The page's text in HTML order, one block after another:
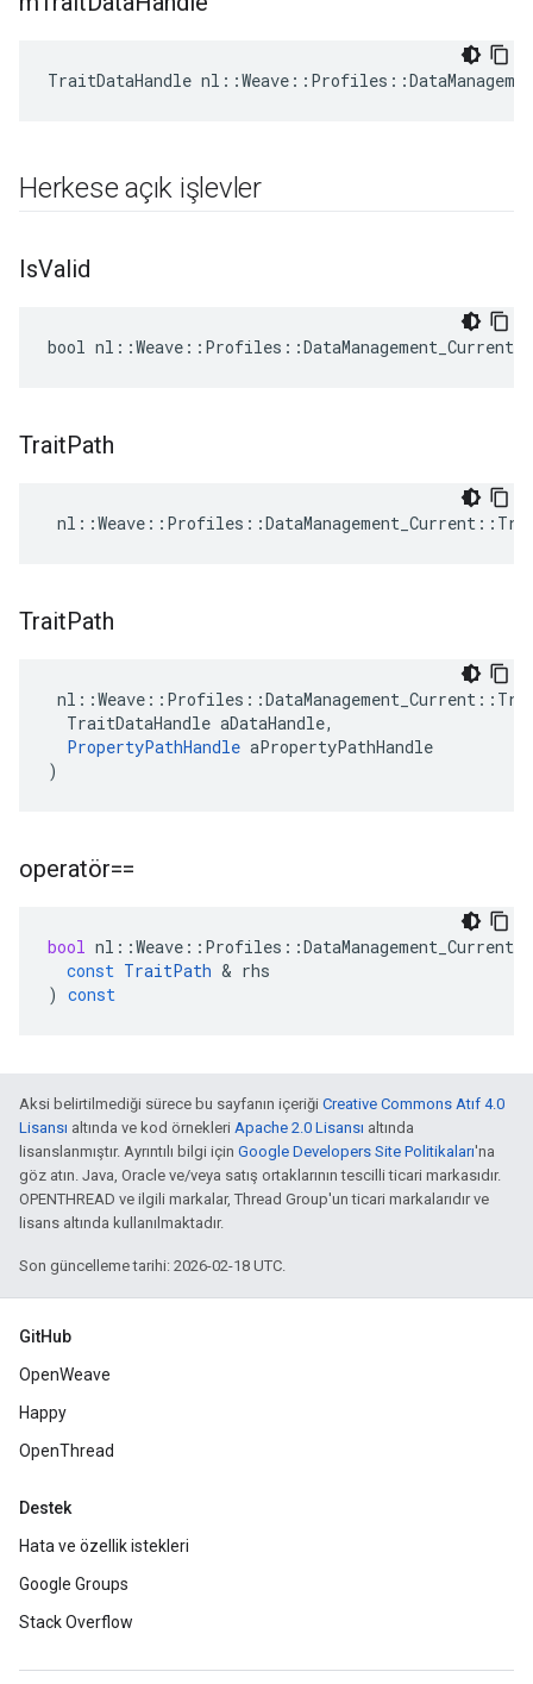
TraitDataHandle
Herkese açık işlevler
IsValid
bool
TraitPath
TraitPath
  TraitDataHandle aDataHandle,
PropertyPathHandle aPropertyPathHandle
)
operatör==
bool nl ::Weave :: Profiles ::DataManagement_Current
const TraitPath & rhs
) const
Aksi belirtilmediği sürece bu sayfanın içeriği Creative Commons Atıf 4.0
Lisansı altında ve kod örnekleri Apache 2.0 Lisansı altında
lisanslanmıştır. Ayrıntılı bilgi için Google Developers Site Politikaları'na
göz atın. Java, Oracle ve/veya satış ortaklarının tescilli ticari markasıdır.
OPENTHREAD ve ilgili markalar, Thread Group'un ticari markalarıdır ve
lisans altında kullanılmaktadır.
Son güncelleme tarihi: 2026-02-18 UTC.
GitHub
OpenWeave
Happy
OpenThread
Destek
Hata ve özellik istekleri
Google Groups
Stack Overflow